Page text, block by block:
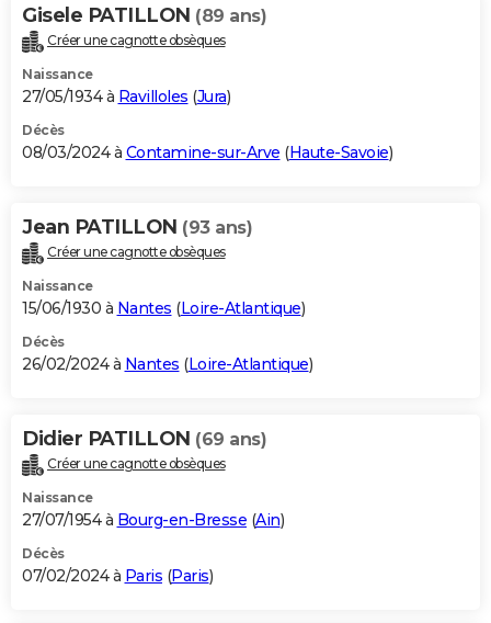
Gisele PATILLON (89 ans)
Créer une cagnotte obsèques
Naissance
27/05/1934 à Ravilloles (Jura)
Décès
08/03/2024 à Contamine-sur-Arve (Haute-Savoie)
Jean PATILLON (93 ans)
Créer une cagnotte obsèques
Naissance
15/06/1930 à Nantes (Loire-Atlantique)
Décès
26/02/2024 à Nantes (Loire-Atlantique)
Didier PATILLON (69 ans)
Créer une cagnotte obsèques
Naissance
27/07/1954 à Bourg-en-Bresse (Ain)
Décès
07/02/2024 à Paris (Paris)